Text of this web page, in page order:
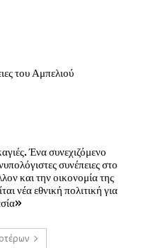
του Αμπελιού
Ένα συνεχιζόμενο
συνέπειες στο
και την οικονομία της
νέα εθνική πολιτική για